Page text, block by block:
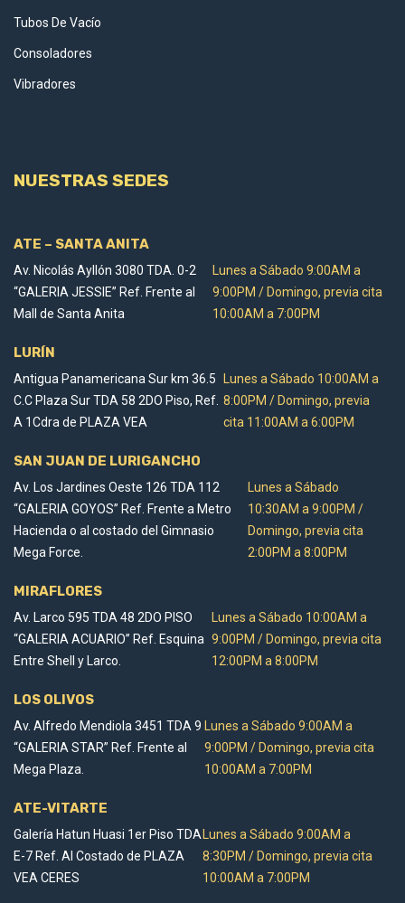
Tubos De Vacío
Consoladores
Vibradores
NUESTRAS SEDES
ATE – SANTA ANITA
Av. Nicolás Ayllón 3080 TDA. 0-2
“GALERIA JESSIE” Ref. Frente al
Mall de Santa Anita
Lunes a Sábado 9:00AM a
9:00PM / Domingo, previa cita
10:00AM a 7:00PM
LURÍN
Antigua Panamericana Sur km 36.5
C.C Plaza Sur TDA 58 2DO Piso, Ref.
A 1Cdra de PLAZA VEA
Lunes a Sábado 10:00AM a
8:00PM / Domingo, previa
cita 11:00AM a 6:00PM
SAN JUAN DE LURIGANCHO
Av. Los Jardines Oeste 126 TDA 112
“GALERIA GOYOS” Ref. Frente a Metro
Hacienda o al costado del Gimnasio
Mega Force.
Lunes a Sábado
10:30AM a 9:00PM /
Domingo, previa cita
2:00PM a 8:00PM
MIRAFLORES
Av. Larco 595 TDA 48 2DO PISO
“GALERIA ACUARIO” Ref. Esquina
Entre Shell y Larco.
Lunes a Sábado 10:00AM a
9:00PM / Domingo, previa cita
12:00PM a 8:00PM
LOS OLIVOS
Av. Alfredo Mendiola 3451 TDA 9
“GALERIA STAR” Ref. Frente al
Mega Plaza.
Lunes a Sábado 9:00AM a
9:00PM / Domingo, previa cita
10:00AM a 7:00PM
ATE-VITARTE
Galería Hatun Huasi 1er Piso TDA
E-7 Ref. Al Costado de PLAZA
VEA CERES
Lunes a Sábado 9:00AM a
8:30PM / Domingo, previa cita
10:00AM a 7:00PM